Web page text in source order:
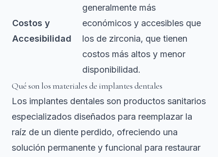
Costos y
Accesibilidad
generalmente más
económicos y accesibles que
los de zirconia, que tienen
costos más altos y menor
disponibilidad.
Qué son los materiales de implantes dentales
Los implantes dentales son productos sanitarios
especializados diseñados para reemplazar la
raíz de un diente perdido, ofreciendo una
solución permanente y funcional para restaurar